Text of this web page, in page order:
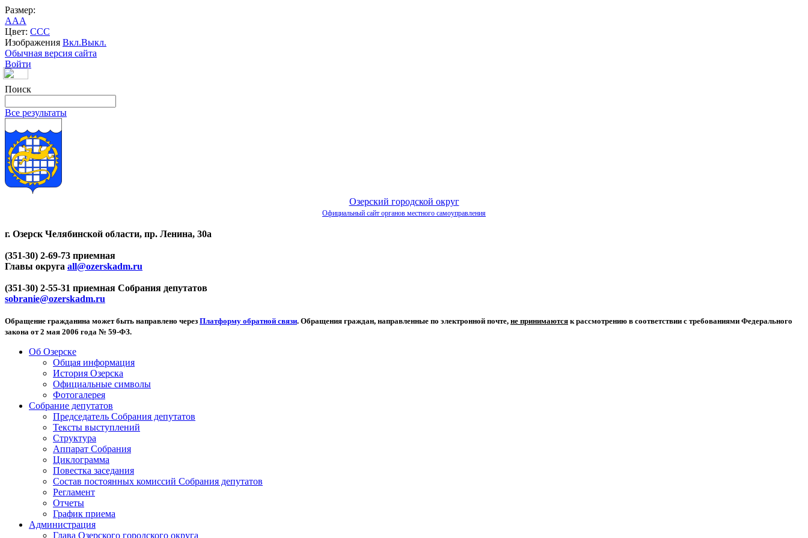
Размер:
AAA
Цвет: CCC
Изображения Вкл.Выкл.
Обычная версия сайта
Войти
Поиск
Все результаты
Озерский городской округ
Официальный сайт органов местного самоуправления
г. Озерск Челябинской области, пр. Ленина, 30а
(351-30) 2-69-73 приемная
Главы округа all@ozerskadm.ru
(351-30) 2-55-31 приемная Собрания депутатов
sobranie@ozerskadm.ru
Обращение гражданина может быть направлено через Платформу обратной связи. Обращения граждан, направленные по электронной почте, не принимаются к рассмотрению в соответствии с требованиями Федерального
закона от 2 мая 2006 года № 59-ФЗ.
Об Озерске
Общая информация
История Озерска
Официальные символы
Фотогалерея
Собрание депутатов
Председатель Собрания депутатов
Тексты выступлений
Структура
Аппарат Собрания
Циклограмма
Повестка заседания
Состав постоянных комиссий Собрания депутатов
Регламент
Отчеты
График приема
Администрация
Глава Озерского городского округа